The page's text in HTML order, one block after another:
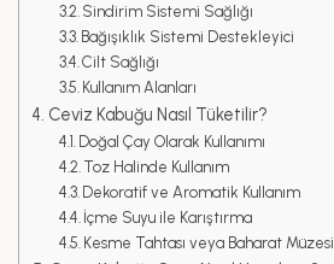
Sindirim Sistemi Sağlığı
Bağışıklık Sistemi Destekleyici
Cilt Sağlığı
Kullanım Alanları
Ceviz Kabuğu Nasıl Tüketilir?
Doğal Çay Olarak Kullanımı
Toz Halinde Kullanım
Dekoratif ve Aromatik Kullanım
İçme Suyu ile Karıştırma
Kesme Tahtası veya Baharat Müzesi